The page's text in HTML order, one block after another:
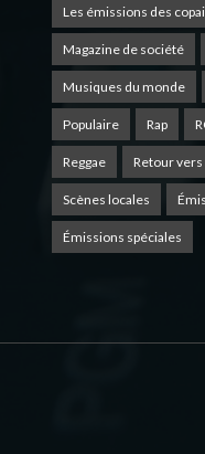
Les émissions des
Magazine de société
Musiques du monde
Populaire Rap
Reggae Retour vers
Scènes locales
Émissions spéciales